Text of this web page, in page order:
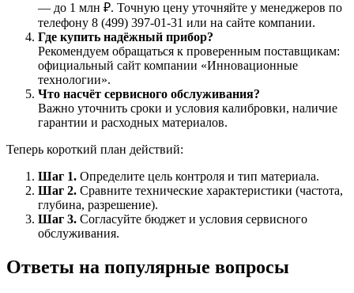
— до 1 млн ₽. Точную цену уточняйте у менеджеров по
телефону 8 (499) 397-01-31 или на сайте компании.
Где купить надёжный прибор?
Рекомендуем обращаться к проверенным поставщикам:
официальный сайт компании «Инновационные
технологии».
Что насчёт сервисного обслуживания?
Важно уточнить сроки и условия калибровки, наличие
гарантии и расходных материалов.
Теперь короткий план действий:
Шаг 1. Определите цель контроля и тип материала.
Шаг 2. Сравните технические характеристики (частота,
глубина, разрешение).
Шаг 3. Согласуйте бюджет и условия сервисного
обслуживания.
Ответы на популярные вопросы